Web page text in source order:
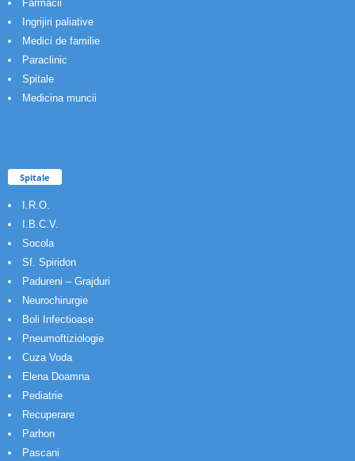
Farmacii
Ingrijiri paliative
Medici de familie
Paraclinic
Spitale
Medicina muncii
Spitale
I.R.O.
I.B.C.V.
Socola
Sf. Spiridon
Padureni – Grajduri
Neurochirurgie
Boli Infectioase
Pneumoftiziologie
Cuza Voda
Elena Doamna
Pediatrie
Recuperare
Parhon
Pascani